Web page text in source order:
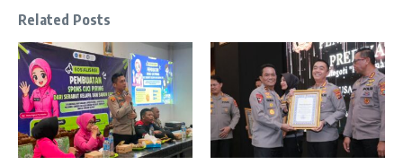
Related Posts